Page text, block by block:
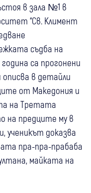
в зала №1 в
“Св. Климент
съдба на
са прогонени
описва в детайли
от Македония и
на Третата
на предците му в
ученикът доказва
пра-пра-прабаба
майката на